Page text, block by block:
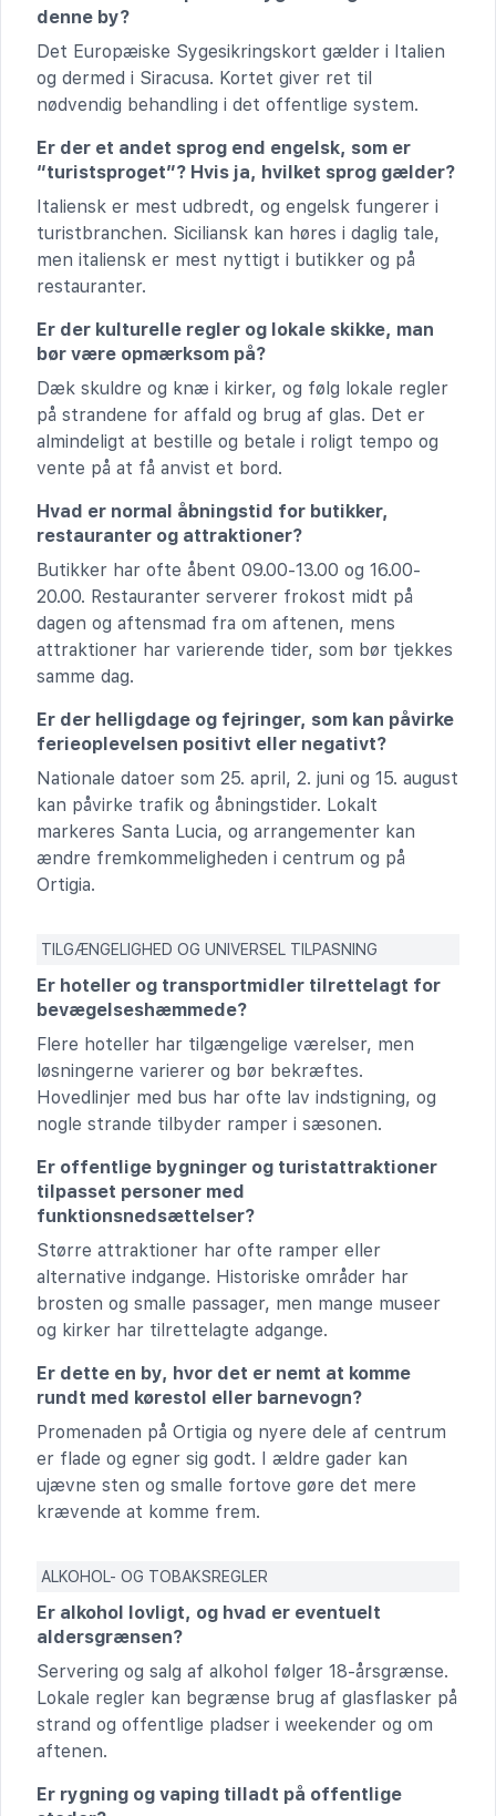
denne by?
Det Europæiske Sygesikringskort gælder i Italien
og dermed i Siracusa. Kortet giver ret til
nødvendig behandling i det offentlige system.
Er der et andet sprog end engelsk, som er
“turistsproget”? Hvis ja, hvilket sprog gælder?
Italiensk er mest udbredt, og engelsk fungerer i
turistbranchen. Siciliansk kan høres i daglig tale,
men italiensk er mest nyttigt i butikker og på
restauranter.
Er der kulturelle regler og lokale skikke, man
bør være opmærksom på?
Dæk skuldre og knæ i kirker, og følg lokale regler
på strandene for affald og brug af glas. Det er
almindeligt at bestille og betale i roligt tempo og
vente på at få anvist et bord.
Hvad er normal åbningstid for butikker,
restauranter og attraktioner?
Butikker har ofte åbent 09.00-13.00 og 16.00-
20.00. Restauranter serverer frokost midt på
dagen og aftensmad fra om aftenen, mens
attraktioner har varierende tider, som bør tjekkes
samme dag.
Er der helligdage og fejringer, som kan påvirke
ferieoplevelsen positivt eller negativt?
Nationale datoer som 25. april, 2. juni og 15. august
kan påvirke trafik og åbningstider. Lokalt
markeres Santa Lucia, og arrangementer kan
ændre fremkommeligheden i centrum og på
Ortigia.
TILGÆNGELIGHED OG UNIVERSEL TILPASNING
Er hoteller og transportmidler tilrettelagt for
bevægelseshæmmede?
Flere hoteller har tilgængelige værelser, men
løsningerne varierer og bør bekræftes.
Hovedlinjer med bus har ofte lav indstigning, og
nogle strande tilbyder ramper i sæsonen.
Er offentlige bygninger og turistattraktioner
tilpasset personer med
funktionsnedsættelser?
Større attraktioner har ofte ramper eller
alternative indgange. Historiske områder har
brosten og smalle passager, men mange museer
og kirker har tilrettelagte adgange.
Er dette en by, hvor det er nemt at komme
rundt med kørestol eller barnevogn?
Promenaden på Ortigia og nyere dele af centrum
er flade og egner sig godt. I ældre gader kan
ujævne sten og smalle fortove gøre det mere
krævende at komme frem.
ALKOHOL- OG TOBAKSREGLER
Er alkohol lovligt, og hvad er eventuelt
aldersgrænsen?
Servering og salg af alkohol følger 18-årsgrænse.
Lokale regler kan begrænse brug af glasflasker på
strand og offentlige pladser i weekender og om
aftenen.
Er rygning og vaping tilladt på offentlige